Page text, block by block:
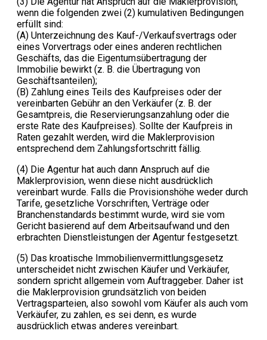
wenn die folgenden zwei (2) kumulativen Bedingungen
erfüllt sind:
(A) Unterzeichnung des Kauf-/Verkaufsvertrags oder
eines Vorvertrags oder eines anderen rechtlichen
Geschäfts, das die Eigentumsübertragung der
Immobilie bewirkt (z. B. die Übertragung von
Geschäftsanteilen);
(B) Zahlung eines Teils des Kaufpreises oder der
vereinbarten Gebühr an den Verkäufer (z. B. der
Gesamtpreis, die Reservierungsanzahlung oder die
erste Rate des Kaufpreises). Sollte der Kaufpreis in
Raten gezahlt werden, wird die Maklerprovision
entsprechend dem Zahlungsfortschritt fällig.
(4) Die Agentur hat auch dann Anspruch auf die
Maklerprovision, wenn diese nicht ausdrücklich
vereinbart wurde. Falls die Provisionshöhe weder durch
Tarife, gesetzliche Vorschriften, Verträge oder
Branchenstandards bestimmt wurde, wird sie vom
Gericht basierend auf dem Arbeitsaufwand und den
erbrachten Dienstleistungen der Agentur festgesetzt.
(5) Das kroatische Immobilienvermittlungsgesetz
unterscheidet nicht zwischen Käufer und Verkäufer,
sondern spricht allgemein vom Auftraggeber. Daher ist
die Maklerprovision grundsätzlich von beiden
Vertragsparteien, also sowohl vom Käufer als auch vom
Verkäufer, zu zahlen, es sei denn, es wurde
ausdrücklich etwas anderes vereinbart.